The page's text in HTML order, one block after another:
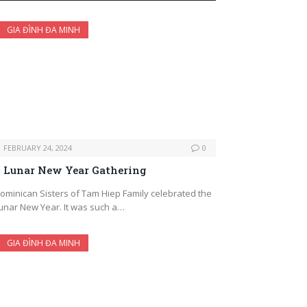
GIA ĐÌNH ĐA MINH
FEBRUARY 24, 2024 0
Lunar New Year Gathering
Sisters of Tam Hiep Family celebrated the
New Year. It was such a…
GIA ĐÌNH ĐA MINH